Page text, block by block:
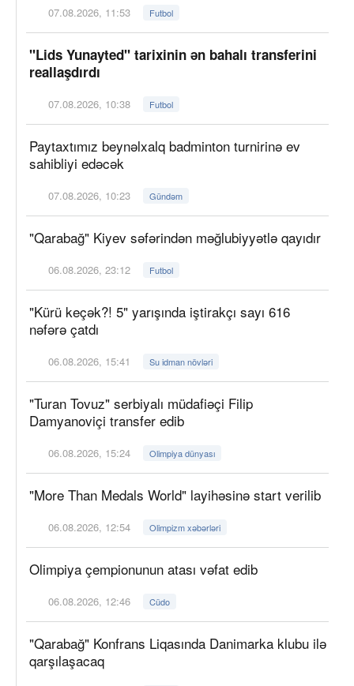
07.08.2026, 11:53 Futbol
"Lids Yunayted" tarixinin ən bahalı transferini
reallaşdırdı
07.08.2026, 10:38 Futbol
Paytaxtımız beynəlxalq badminton turnirinə ev
sahibliyi edəcək
07.08.2026, 10:23 Gündəm
"Qarabağ" Kiyev səfərindən məğlubiyyətlə qayıdır
06.08.2026, 23:12 Futbol
"Kürü keçək?! 5" yarışında iştirakçı sayı 616
nəfərə çatdı
06.08.2026, 15:41 Su idman növləri
"Turan Tovuz" serbiyalı müdafiəçi Filip
Damyanoviçi transfer edib
06.08.2026, 15:24 Olimpiya dünyası
"More Than Medals World" layihəsinə start verilib
06.08.2026, 12:54 Olimpizm xəbərləri
Olimpiya çempionunun atası vəfat edib
06.08.2026, 12:46 Cüdo
"Qarabağ" Konfrans Liqasında Danimarka klubu ilə
qarşılaşacaq